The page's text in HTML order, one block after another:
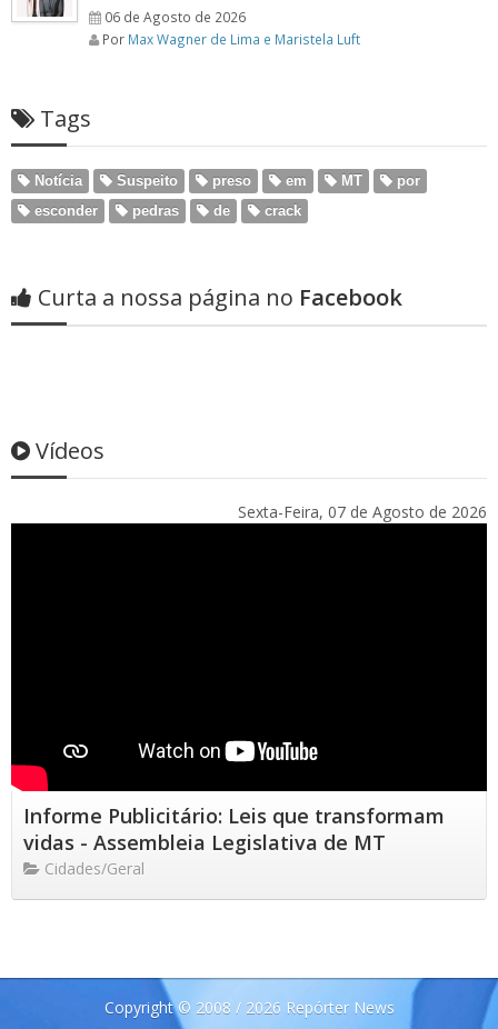
06 de Agosto de 2026
Por Max Wagner de Lima e Maristela Luft
Tags
Notícia Suspeito preso em MT
por
esconder
pedras de crack
Curta a nossa página no Facebook
Vídeos
Sexta-Feira, 07 de Agosto de 2026
Informe Publicitário: Leis que transformam
vidas - Assembleia Legislativa de MT
Cidades/Geral
Copyright © 2008 / 2026 Repórter News